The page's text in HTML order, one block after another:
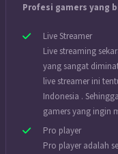
Profesi gamers yang
Live Streamer
Live streaming
yang sangat
live streamer ini
Indonesia .
gamers yang ingin
Pro player
Pro player adalah